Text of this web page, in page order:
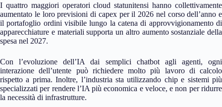
I quattro maggiori operatori cloud statunitensi hanno collettivamente
aumentato le loro previsioni di capex per il 2026 nel corso dell’anno e
il portafoglio ordini visibile lungo la catena di approvvigionamento di
apparecchiature e materiali supporta un altro aumento sostanziale della
spesa nel 2027.
Con l’evoluzione dell’IA dai semplici chatbot agli agenti, ogni
interazione dell’utente può richiedere molto più lavoro di calcolo
rispetto a prima. Inoltre, l’industria sta utilizzando chip e sistemi più
specializzati per rendere l’IA più economica e veloce, e non per ridurre
la necessità di infrastrutture.